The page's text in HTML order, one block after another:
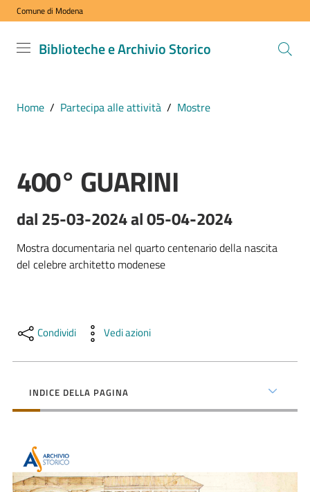
Vai al contenuto
Vai alla navigazione
Vai al footer
Comune di Modena
Biblioteche e Archivio Storico
Biblioteche
COMUNE DI
MODENA
VISITA
i
spazi
SCOPRI
servizi
PARTECIPA
alle
attività
Home / Partecipa alle attività / Mostre
Salta al contenuto
400° GUARINI
dal 25-03-2024 al 05-04-2024
Mostra documentaria nel quarto centenario della nascita
del celebre architetto modenese
Condividi Vedi azioni
INDICE DELLA PAGINA